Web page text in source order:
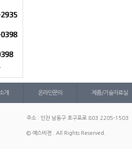
개 온라인문의 제품/기술자료실
주소 : 인천 남동구 호구포로 803 2205-1503
© 예스비젼 . All Rights Reserved.